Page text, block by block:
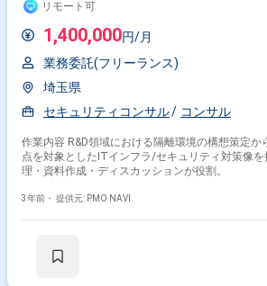
リモート可
1,400,000円/月
業務委託(フリーランス)
埼玉県
セキュリティコンサル
コンサル
作業内容 R&D領域における隔離環境の構想策定か
点を対象としたITインフラ/セキュリティ対策像
理・資料作成・ディスカッションが役割。
3年前・ 提供元: PMO NAVI